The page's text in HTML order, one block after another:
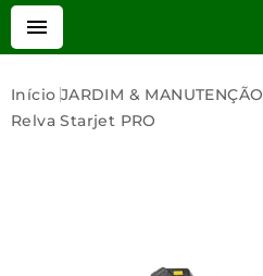

Início JARDIM & MANUTENÇÃO
Relva Starjet PRO